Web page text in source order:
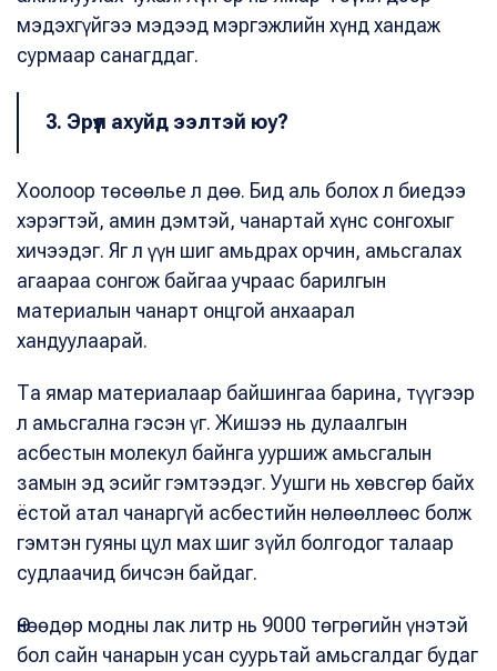
мэдэхгүйгээ мэдээд мэргэжлийн хүнд хандаж
сурмаар санагддаг.
3. Эрүүл ахуйд ээлтэй юу?
Хоолоор төсөөлье л дөө. Бид аль болох л биедээ
хэрэгтэй, амин дэмтэй, чанартай хүнс сонгохыг
хичээдэг. Яг л үүн шиг амьдрах орчин, амьсгалах
агаараа сонгож байгаа учраас барилгын
материалын чанарт онцгой анхаарал
хандуулаарай.
Та ямар материалаар байшингаа барина, түүгээр
л амьсгална гэсэн үг. Жишээ нь дулаалгын
асбестын молекул байнга ууршиж амьсгалын
замын эд эсийг гэмтээдэг. Уушги нь хөвсгөр байх
ёстой атал чанаргүй асбестийн нөлөөллөөс болж
гэмтэн гуяны цул мах шиг зүйл болгодог талаар
судлаачид бичсэн байдаг.
Өнөөдөр модны лак литр нь 9000 төгрөгийн үнэтэй
бол сайн чанарын усан суурьтай амьсгалдаг будаг